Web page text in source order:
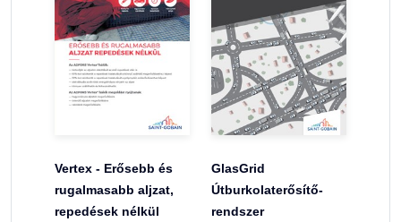
Vertex - Erősebb és
rugalmasabb aljzat,
repedések nélkül
GlasGrid
Útburkolaterősítő-
rendszer